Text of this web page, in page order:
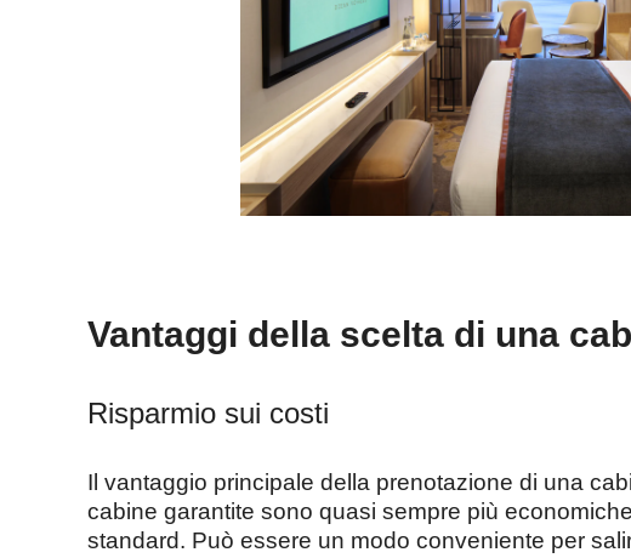
Vantaggi della scelta di una
Risparmio sui costi
Il vantaggio principale della prenotazione di una
cabine garantite sono quasi sempre più
standard. Può essere un modo conveniente per